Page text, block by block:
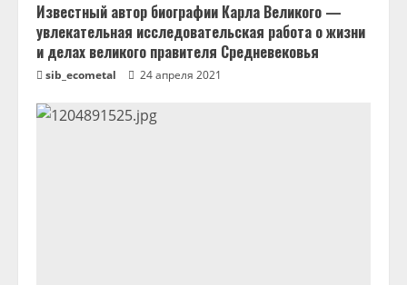
Известный автор биографии Карла Великого —
увлекательная исследовательская работа о жизни
и делах великого правителя Средневековья
sib_ecometal 24 апреля 2021